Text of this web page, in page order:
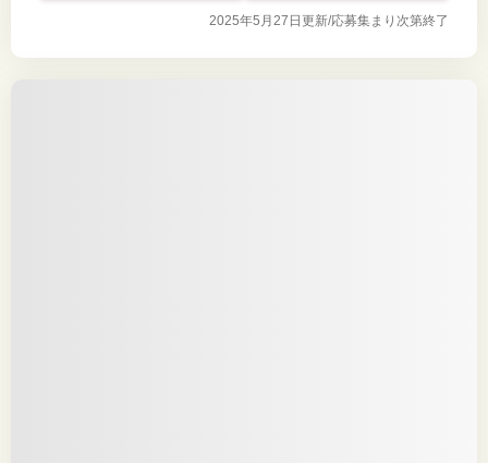
2025年5月27日更新/応募集まり次第終了